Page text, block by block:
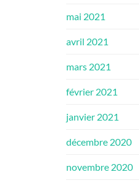
mai 2021
avril 2021
mars 2021
février 2021
janvier 2021
décembre 2020
novembre 2020